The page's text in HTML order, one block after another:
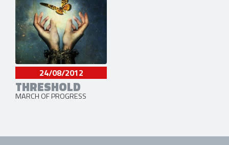
24/08/2012
THRESHOLD
MARCH OF PROGRESS